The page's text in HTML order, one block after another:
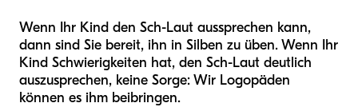
Wenn Ihr Kind den Sch-Laut aussprechen kann,
dann sind Sie bereit, ihn in Silben zu üben. Wenn Ihr
Kind Schwierigkeiten hat, den Sch-Laut deutlich
auszusprechen, keine Sorge: Wir Logopäden
können es ihm beibringen.